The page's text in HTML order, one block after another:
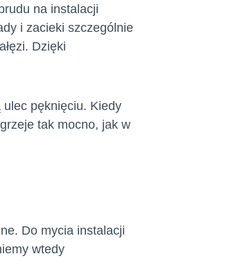
na instalacji
i zacieki szczególnie
Dzięki
ulec pęknięciu. Kiedy
tak mocno, jak w
Do mycia instalacji
wtedy